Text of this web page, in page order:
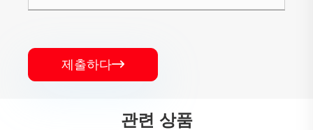
제출하다
관련 상품